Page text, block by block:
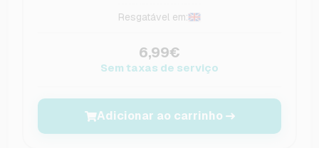
Resgatável em:
6,99€
Sem taxas de serviço
Adicionar ao carrinho